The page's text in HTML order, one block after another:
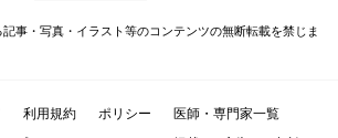
事・写真・イラスト等のコンテンツの無断転載を禁じま
利用規約 ポリシー
医師・専門家一覧